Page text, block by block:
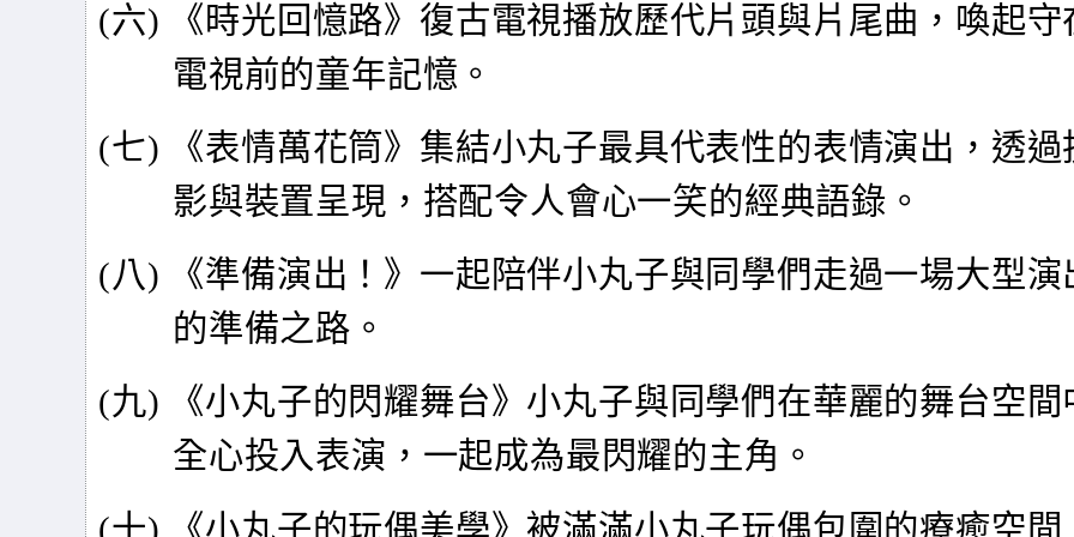
(六) 《時光回憶路》復古電視播放歷代片頭與片尾曲，喚起守
電視前的童年記憶。
(七) 《表情萬花筒》集結小丸子最具代表性的表情演出，透過
影與裝置呈現，搭配令人會心一笑的經典語錄。
(八) 《準備演出！》一起陪伴小丸子與同學們走過一場大型演
的準備之路。
(九) 《小丸子的閃耀舞台》小丸子與同學們在華麗的舞台空間
全心投入表演，一起成為最閃耀的主角。
(十) 《小丸子的玩偶美學》被滿滿小丸子玩偶包圍的療癒空間